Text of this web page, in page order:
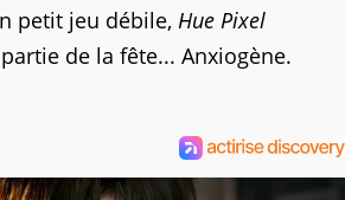
petit jeu débile, Hue Pixel
de la fête... Anxiogène.